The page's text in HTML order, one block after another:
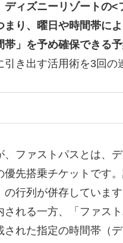
ディズニーリゾートの
り、曜日や時間帯に
」を予め確保できる
き出す活用術を3回の
ファストパスとは、
先搭乗チケットです
の行列が併存していま
れる一方、「ファス
れた指定の時間帯（